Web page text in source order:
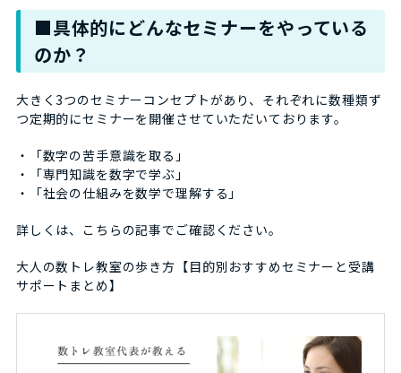
■具体的にどんなセミナーをやっている
のか？
大きく3つのセミナーコンセプトがあり、それぞれに数種類ず
つ定期的にセミナーを開催させていただいております。
・「数字の苦手意識を取る」
・「専門知識を数字で学ぶ」
・「社会の仕組みを数学で理解する」
詳しくは、こちらの記事でご確認ください。
大人の数トレ教室の歩き方【目的別おすすめセミナーと受講
サポートまとめ】